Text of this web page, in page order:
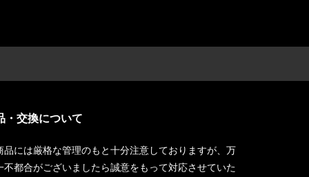
・交換について
品には厳格な管理のもと十分注意しておりますが、万
不都合がございましたら誠意をもって対応させていた